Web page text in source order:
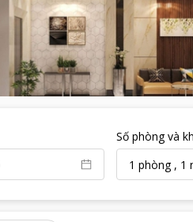
Số phòng và
1 phòng, 1